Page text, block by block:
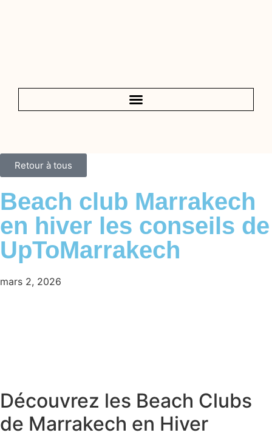
Retour à tous
Beach club Marrakech
en hiver les conseils de
UpToMarrakech
mars 2, 2026
Découvrez les Beach Clubs
de Marrakech en Hiver